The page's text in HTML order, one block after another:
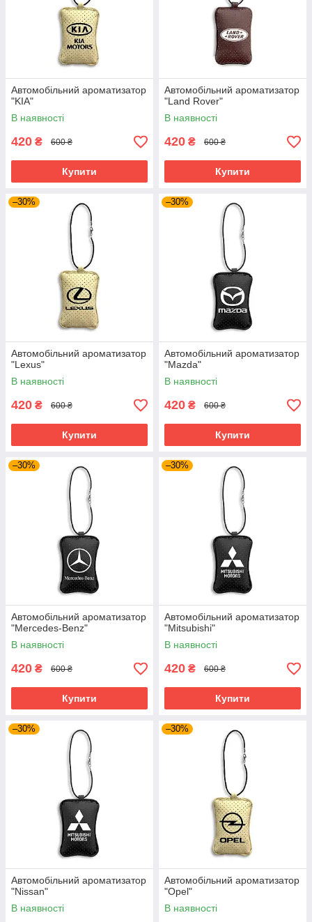
Автомобільний ароматизатор
"KIA"
В наявності
420 ₴ 600 ₴
Купити
Автомобільний ароматизатор
"Land Rover"
В наявності
420 ₴ 600 ₴
Купити
–30%
Автомобільний ароматизатор
"Lexus"
В наявності
420 ₴ 600 ₴
Купити
–30%
Автомобільний ароматизатор
"Mazda"
В наявності
420 ₴ 600 ₴
Купити
–30%
Автомобільний ароматизатор
"Mercedes-Benz"
В наявності
420 ₴ 600 ₴
Купити
–30%
Автомобільний ароматизатор
"Mitsubishi"
В наявності
420 ₴ 600 ₴
Купити
–30%
Автомобільний ароматизатор
"Nissan"
В наявності
–30%
Автомобільний ароматизатор
"Opel"
В наявності